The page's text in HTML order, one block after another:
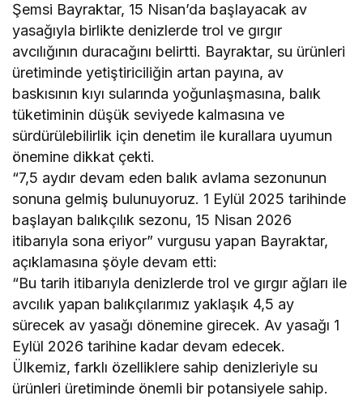
Şemsi Bayraktar, 15 Nisan’da başlayacak av
yasağıyla birlikte denizlerde trol ve gırgır
avcılığının duracağını belirtti. Bayraktar, su ürünleri
üretiminde yetiştiriciliğin artan payına, av
baskısının kıyı sularında yoğunlaşmasına, balık
tüketiminin düşük seviyede kalmasına ve
sürdürülebilirlik için denetim ile kurallara uyumun
önemine dikkat çekti.
“7,5 aydır devam eden balık avlama sezonunun
sonuna gelmiş bulunuyoruz. 1 Eylül 2025 tarihinde
başlayan balıkçılık sezonu, 15 Nisan 2026
itibarıyla sona eriyor” vurgusu yapan Bayraktar,
açıklamasına şöyle devam etti:
“Bu tarih itibarıyla denizlerde trol ve gırgır ağları ile
avcılık yapan balıkçılarımız yaklaşık 4,5 ay
sürecek av yasağı dönemine girecek. Av yasağı 1
Eylül 2026 tarihine kadar devam edecek.
Ülkemiz, farklı özelliklere sahip denizleriyle su
ürünleri üretiminde önemli bir potansiyele sahip.